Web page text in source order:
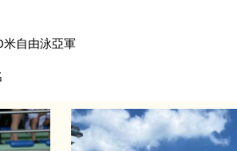
米自由泳亞軍